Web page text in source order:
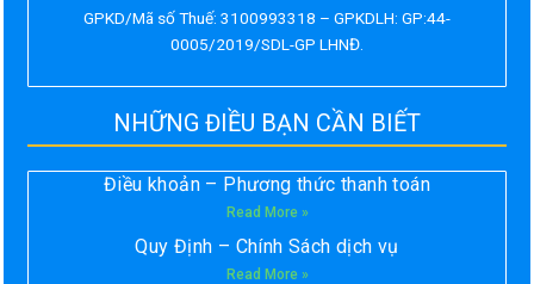
GPKD/Mã số Thuế: 3100993318 – GPKDLH: GP:44-
0005/2019/SDL-GP LHNĐ.
NHỮNG ĐIỀU BẠN CẦN BIẾT
Điều khoản – Phương thức thanh toán
Read More »
Quy Định – Chính Sách dịch vụ
Read More »